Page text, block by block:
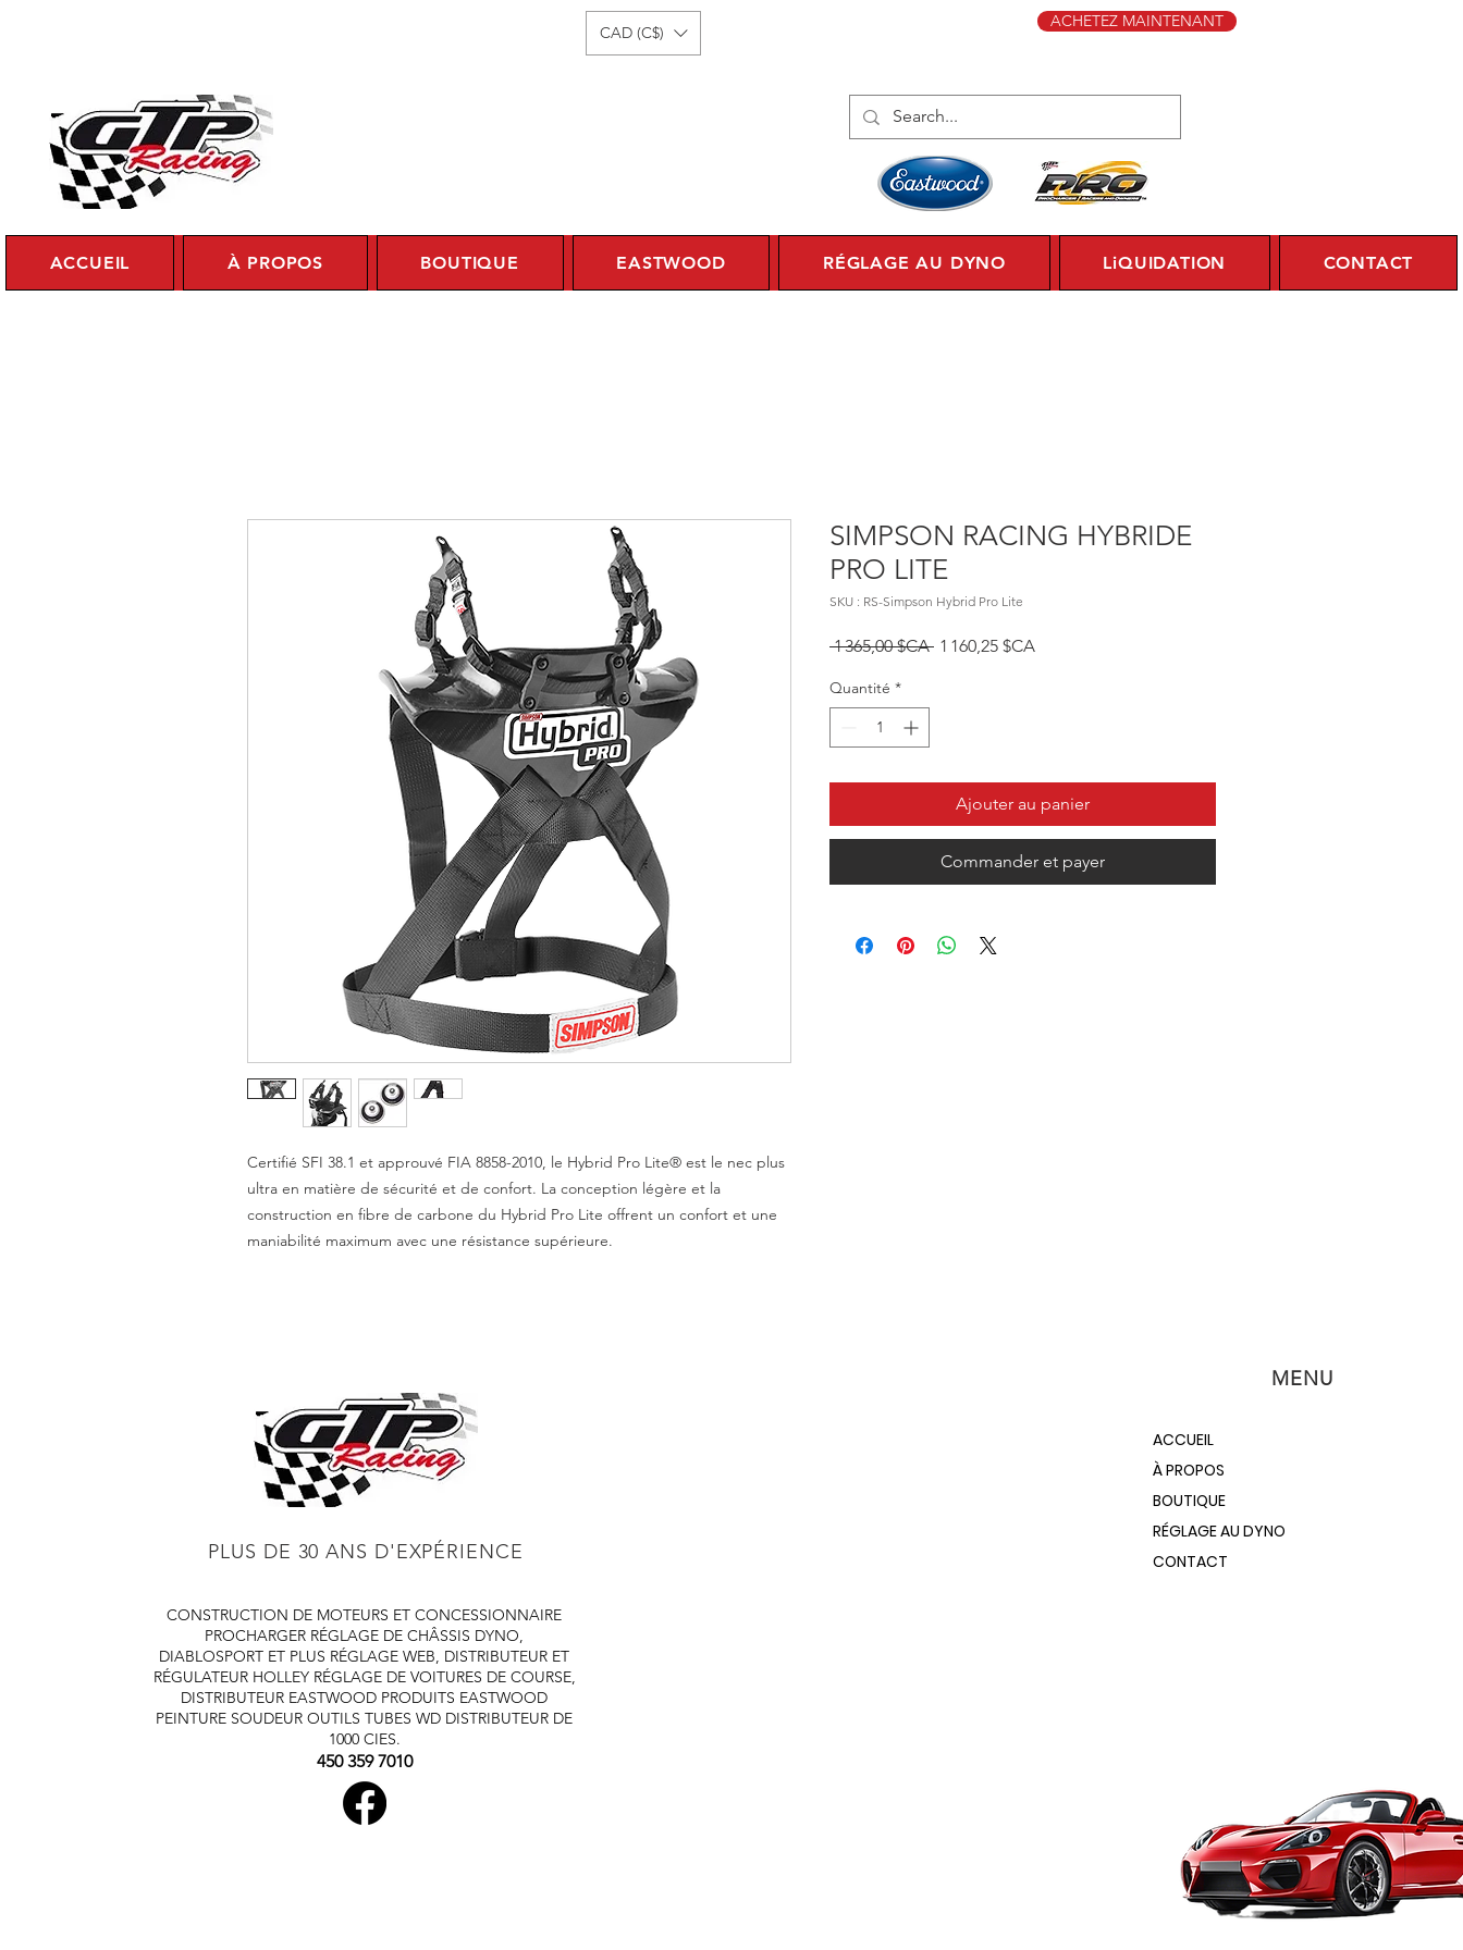
CAD (C$)
ACHETEZ MAINTENANT
ACCUEIL À PROPOS BOUTIQUE EASTWOOD RÉGLAGE AU DYNO LiQUIDATION CONTACT
Certifié SFI 38.1 et approuvé FIA 8858-2010, le Hybrid Pro Lite® est le nec plus
ultra en matière de sécurité et de confort. La conception légère et la
construction en fibre de carbone du Hybrid Pro Lite offrent un confort et une
maniabilité maximum avec une résistance supérieure.
SIMPSON RACING HYBRIDE
PRO LITE
SKU : RS-Simpson Hybrid Pro Lite
1 365,00 $CA Prix original
1 160,25 $CAPrix promotionnel
Quantité *
Ajouter au panier
Commander et payer
PLUS DE 30 ANS D'EXPÉRIENCE
CONSTRUCTION DE MOTEURS ET CONCESSIONNAIRE
PROCHARGER RÉGLAGE DE CHÂSSIS DYNO,
DIABLOSPORT ET PLUS RÉGLAGE WEB, DISTRIBUTEUR ET
RÉGULATEUR HOLLEY RÉGLAGE DE VOITURES DE COURSE,
DISTRIBUTEUR EASTWOOD PRODUITS EASTWOOD
PEINTURE SOUDEUR OUTILS TUBES WD DISTRIBUTEUR DE
1000 CIES.
450 359 7010
MENU
ACCUEIL
À PROPOS
BOUTIQUE
RÉGLAGE AU DYNO
CONTACT